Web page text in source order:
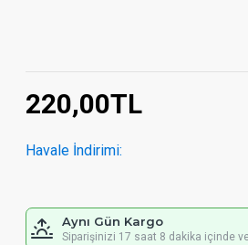
220,00TL
Havale İndirimi:
Aynı Gün Kargo
Siparişinizi 17 saat 8 dakika içinde